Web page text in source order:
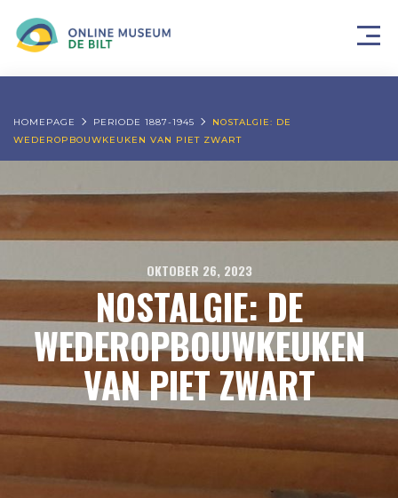
HOMEPAGE PERIODE 1887-1945
NOSTALGIE: DE
WEDEROPBOUWKEUKEN VAN PIET ZWART
OKTOBER 26, 2023
NOSTALGIE: DE
WEDEROPBOUWKEUKEN
VAN PIET ZWART